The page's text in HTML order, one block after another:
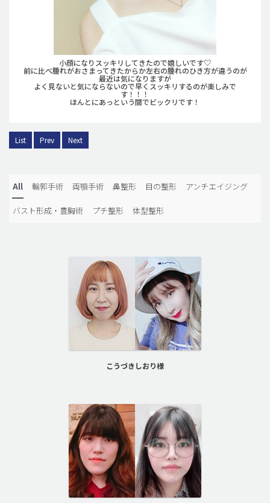
小顔になりスッキリしてきたので嬉しいです♡
前に比べ腫れがおさまってきたからか左右の腫れのひき方が違うのが
最近は気になりますが
よく見ないと気にならないので早くスッキリするのが楽しみで
す！！！
ほんとにあっという間でビックリです！
List Prev Next
All 輪郭手術 両顎手術 鼻整形 目の整形 アンチエイジング
バスト形成・豊胸術 プチ整形 体型整形
こうづきしおり様